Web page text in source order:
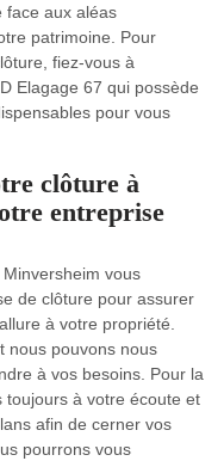
face aux aléas
patrimoine. Pour
fiez-vous à
Elagage 67 qui possède
pour vous
clôture à
entreprise
vous
de clôture pour assurer
à votre propriété.
nous pouvons nous
à vos besoins. Pour la
toujours à votre écoute et
afin de cerner vos
pourrons vous